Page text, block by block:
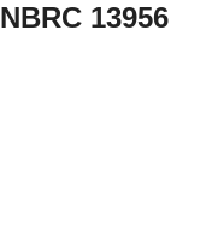
13956